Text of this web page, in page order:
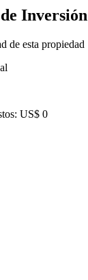
Inversión
de esta propiedad
US$ 0